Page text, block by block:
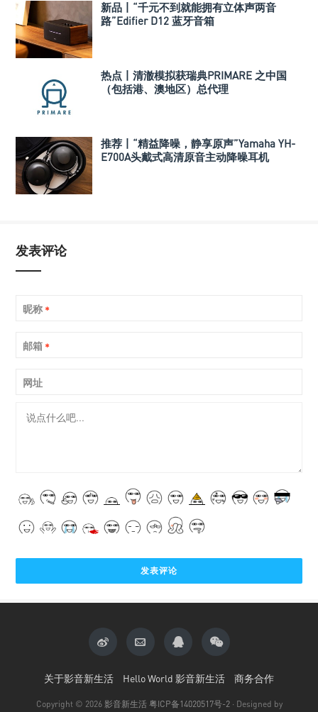
新品丨“千元不到就能拥有立体声两音
路”Edifier D12 蓝牙音箱
热点丨清澈模拟获瑞典PRIMARE 之中国
（包括港、澳地区）总代理
推荐丨“精益降噪，静享原声”Yamaha YH-
E700A头戴式高清原音主动降噪耳机
发表评论
昵称 *
邮箱 *
网址
关于影音新生活 Hello World 影音新生活 商务合作
Copyright © 2026 影音新生活 粤ICP备14020517号-2 · Designed by